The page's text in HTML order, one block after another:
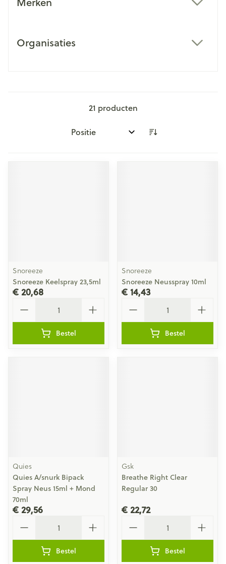
Organisaties
21 producten
Sorteer op:
Snoreeze
Snoreeze Keelspray 23,5ml
€ 20,68
Bestel
Snoreeze
Snoreeze Neusspray 10ml
€ 14,43
Bestel
Quies
Quies A/snurk Bipack
Spray Neus 15ml + Mond
70ml
€ 29,56
Bestel
Gsk
Breathe Right Clear
Regular 30
€ 22,72
Bestel